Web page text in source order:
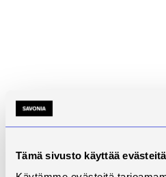
Tämä sivusto käyttää evästeitä